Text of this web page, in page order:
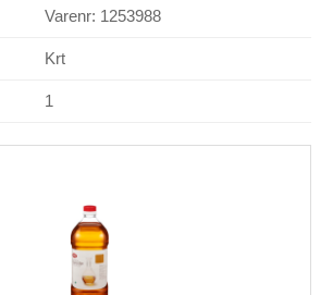
Varenr: 1253988
Krt
1